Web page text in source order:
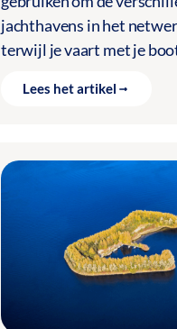
jachthavens in het
terwijl je vaart met je
Lees het artikel